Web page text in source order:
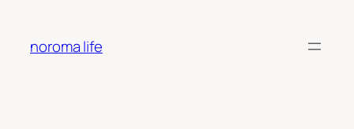
noroma life